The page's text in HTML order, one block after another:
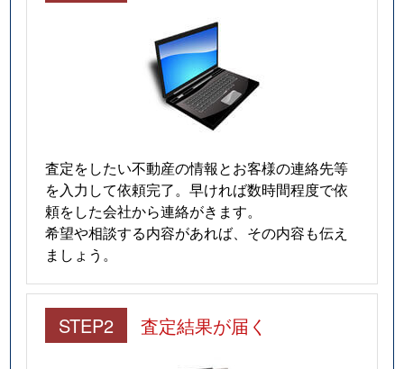
査定をしたい不動産の情報とお客様の連絡先等
を入力して依頼完了。早ければ数時間程度で依
頼をした会社から連絡がきます。
希望や相談する内容があれば、その内容も伝え
ましょう。
STEP2 査定結果が届く